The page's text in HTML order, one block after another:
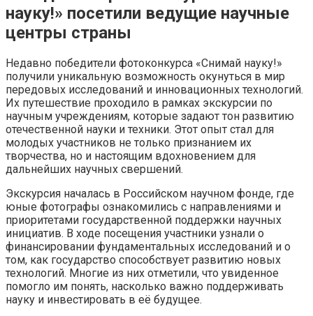
науку!» посетили ведущие научные
центры страны
Недавно победители фотоконкурса «Снимай науку!»
получили уникальную возможность окунуться в мир
передовых исследований и инновационных технологий.
Их путешествие проходило в рамках экскурсии по
научным учреждениям, которые задают тон развитию
отечественной науки и техники. Этот опыт стал для
молодых участников не только признанием их
творчества, но и настоящим вдохновением для
дальнейших научных свершений.
Экскурсия началась в Российском научном фонде, где
юные фотографы ознакомились с направлениями и
приоритетами государственной поддержки научных
инициатив. В ходе посещения участники узнали о
финансировании фундаментальных исследований и о
том, как государство способствует развитию новых
технологий. Многие из них отметили, что увиденное
помогло им понять, насколько важно поддерживать
науку и инвестировать в её будущее.